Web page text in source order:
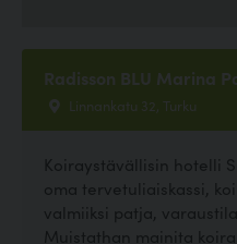
Radisson BLU Marina
Linnankatu 32, Turku
Koiraystävällisin hotelli
oma tervetuliaiskassi,
valmiiksi patja,
Muistathan mainita